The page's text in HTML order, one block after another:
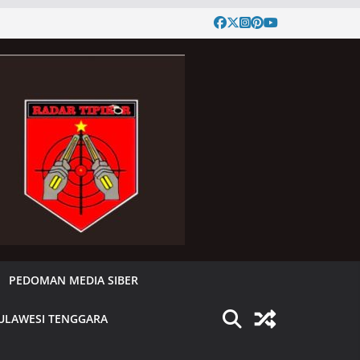
PEDOMAN MEDIA SIBER
TENGGARA